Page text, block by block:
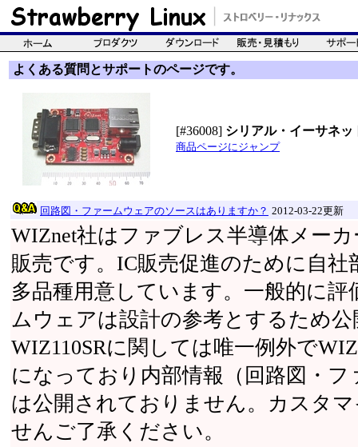
よくある質問とサポートのページです。
[#36008] シリアル・イーサネ
商品ページにジャンプ
回路図・ファームウェアのソースはありますか？ 2012-03-22更新
WIZnet社はファブレス半導体メー
販売です。IC販売促進のために自
多品種用意しています。一般的に
ムウェアは設計の参考とするため
WIZ110SRに関しては唯一例外で
になっており内部情報（回路図・
は公開されておりません。カスタ
せんご了承ください。